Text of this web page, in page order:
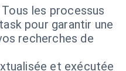
Tous les processus
pour garantir une
recherches de
et exécutée